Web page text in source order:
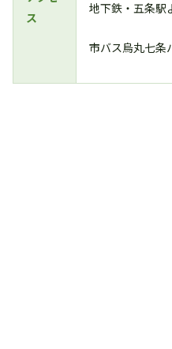
ス
地下鉄・五条駅
市バス烏丸七条